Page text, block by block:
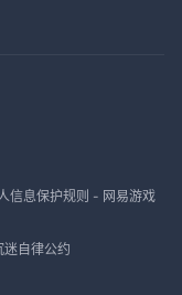
信息保护规则 - 网易游戏
迷自律公约